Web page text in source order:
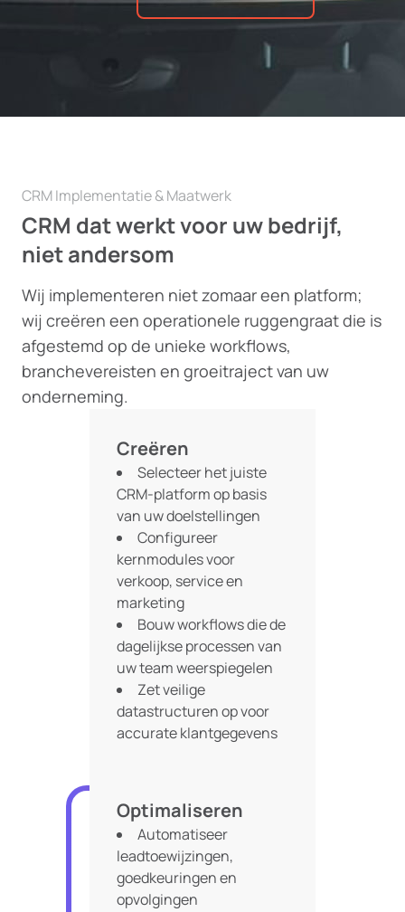
CRM Implementatie & Maatwerk
CRM dat werkt voor uw bedrijf,
niet andersom
Wij implementeren niet zomaar een platform;
wij creëren een operationele ruggengraat die is
afgestemd op de unieke workflows,
branchevereisten en groeitraject van uw
onderneming.
Creëren
Selecteer het juiste
CRM-platform op basis
van uw doelstellingen
Configureer
kernmodules voor
verkoop, service en
marketing
Bouw workflows die de
dagelijkse processen van
uw team weerspiegelen
Zet veilige
datastructuren op voor
accurate klantgegevens
Optimaliseren
Automatiseer
leadtoewijzingen,
goedkeuringen en
opvolgingen